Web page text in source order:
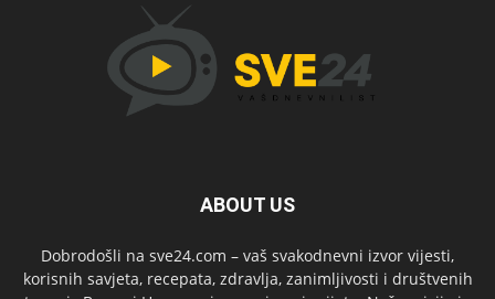
ABOUT US
Dobrodošli na sve24.com – vaš svakodnevni izvor vijesti,
korisnih savjeta, recepata, zdravlja, zanimljivosti i društvenih